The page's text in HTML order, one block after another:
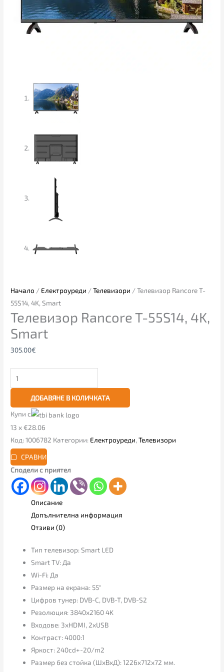
Начало / Електроуреди /Телевизори / Телевизор Rancore T-
55S14, 4K, Smart
Телевизор Rancore T-55S14, 4K,
Smart
305.00€
ДОБАВЯНЕ В КОЛИЧКАТА
Купи с
13 x €28.06
Код:1006782 Категории: Електроуреди,Телевизори
СРАВНИ
Сподели с приятел
Описание
Допълнителна информация
Отзиви (0)
Тип телевизор: Smart LED
Smart TV: Да
Wi-Fi: Да
Размер на екрана: 55″
Цифров тунер: DVB-C, DVB-T, DVB-S2
Резолюция: 3840х2160 4K
Входове: 3xHDMI, 2xUSB
Контраст: 4000:1
Яркост: 240cd+-20/m2
Размер без стойка (ШхВхД): 1226x712x72 мм.